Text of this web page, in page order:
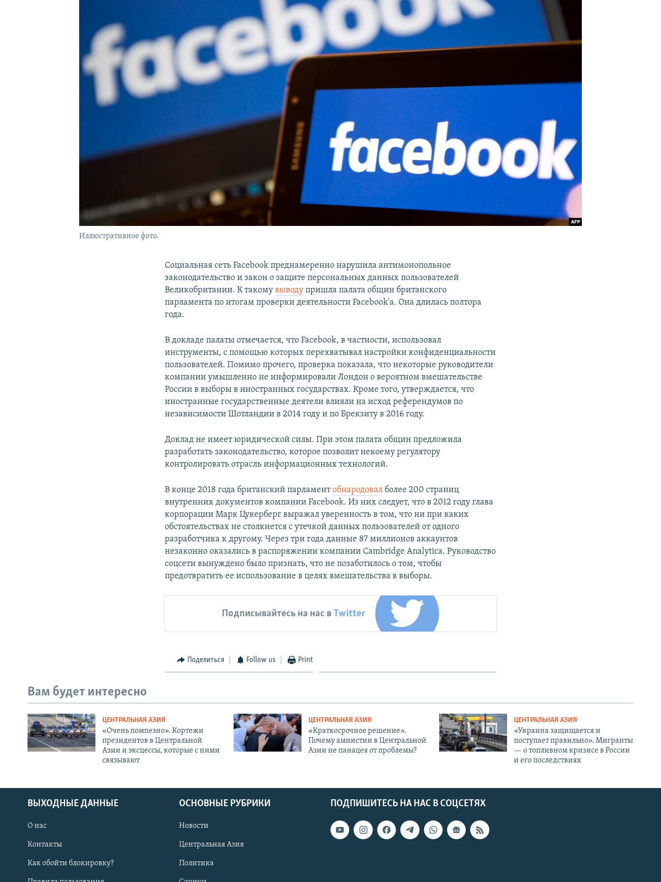
Иллюстративное фото.
Социальная сеть Facebook преднамеренно нарушила антимонопольное
законодательство и закон о защите персональных данных пользователей
Великобритании. К такомувыводу пришла палата общин британского
парламента по итогам проверки деятельности Facebook'а. Она длилась полтора
года.
В докладе палаты отмечается, что Facebook, в частности, использовал
инструменты, с помощью которых перехватывал настройки конфиденциальности
пользователей. Помимо прочего, проверка показала, что некоторые руководители
компании умышленно не информировали Лондон о вероятном вмешательстве
России в выборы в иностранных государствах. Кроме того, утверждается, что
иностранные государственные деятели влияли на исход референдумов по
независимости Шотландии в 2014 году и по Брекзиту в 2016 году.
Доклад не имеет юридической силы. При этом палата общин предложила
разработать законодательство, которое позволит некоему регулятору
контролировать отрасль информационных технологий.
В конце 2018 года британский парламентобнародовал более 200 страниц
внутренних документов компании Facebook. Из них следует, что в 2012 году глава
корпорации Марк Цукерберг выражал уверенность в том, что ни при каких
обстоятельствах не столкнется с утечкой данных пользователей от одного
разработчика к другому. Через три года данные 87 миллионов аккаунтов
незаконно оказались в распоряжении компании Cambridge Analytica. Руководство
соцсети вынуждено было признать, что не позаботилось о том, чтобы
предотвратить ее использование в целях вмешательства в выборы.
Подписывайтесь на нас вTwitter
Поделиться Follow us Print
Вам будет интересно
ЦЕНТРАЛЬНАЯ АЗИЯ
«Очень помпезно». Кортежи
президентов в Центральной
Азии и эксцессы, которые с ними
связывают
ЦЕНТРАЛЬНАЯ АЗИЯ
«Краткосрочное решение».
Почему амнистии в Центральной
Азии не панацея от проблемы?
ЦЕНТРАЛЬНАЯ АЗИЯ
«Украина защищается и
поступает правильно». Мигранты
— о топливном кризисе в России
и его последствиях
ПОДПИШИТЕСЬ НА НАС В СОЦСЕТЯХ
ВЫХОДНЫЕ ДАННЫЕ
О нас
Контакты
Как обойти блокировку?
ОСНОВНЫЕ РУБРИКИ
Новости
Центральная Азия
Политика